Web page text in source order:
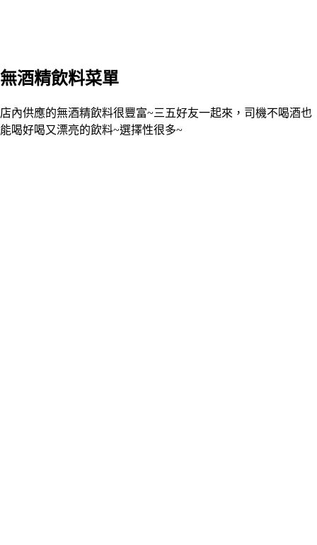
無酒精飲料菜單
店內供應的無酒精飲料很豐富~三五好友一起來，司機不喝酒也
能喝好喝又漂亮的飲料~選擇性很多~